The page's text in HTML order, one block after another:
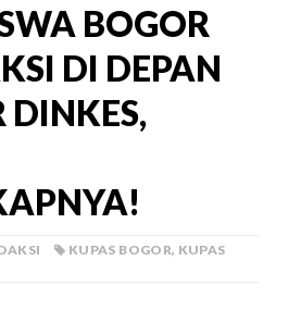
BOGOR
DI DEPAN
KUPAS BOGOR, KUPAS